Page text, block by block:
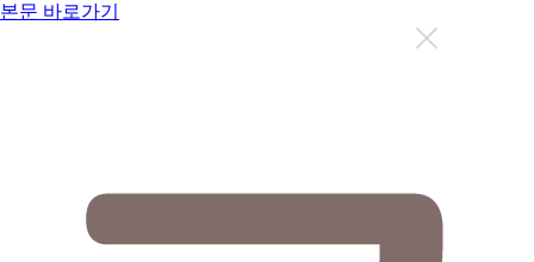
본문 바로가기